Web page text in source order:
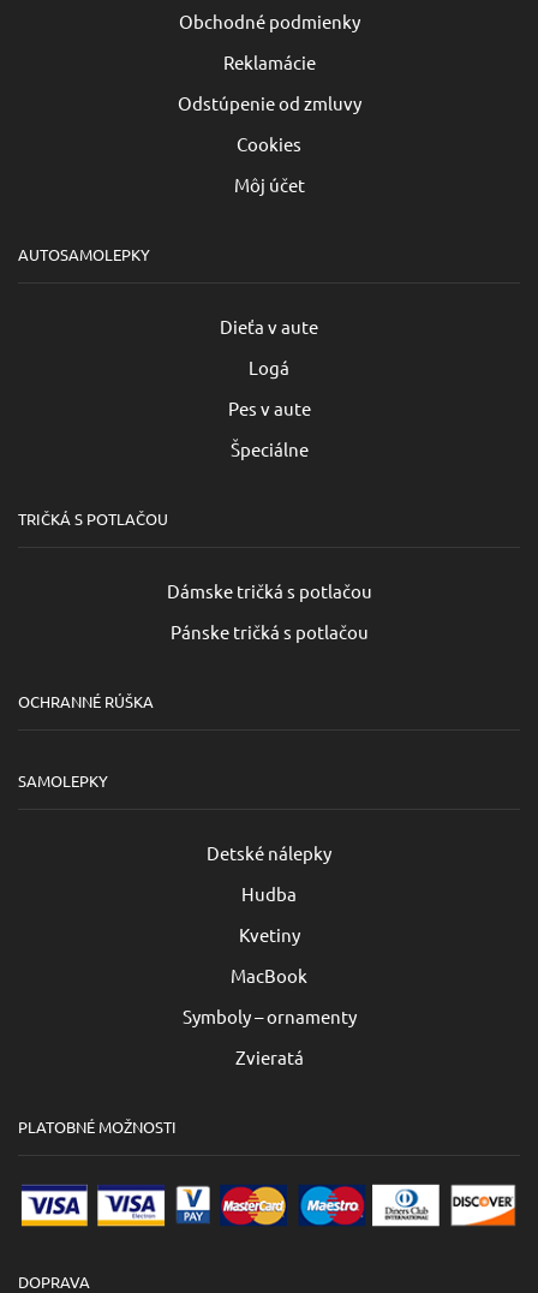
Obchodné podmienky
Reklamácie
Odstúpenie od zmluvy
Cookies
Môj účet
AUTOSAMOLEPKY
Dieťa v aute
Logá
Pes v aute
Špeciálne
TRIČKÁ S POTLAČOU
Dámske tričká s potlačou
Pánske tričká s potlačou
OCHRANNÉ RÚŠKA
SAMOLEPKY
Detské nálepky
Hudba
Kvetiny
MacBook
Symboly – ornamenty
Zvieratá
PLATOBNÉ MOŽNOSTI
DOPRAVA